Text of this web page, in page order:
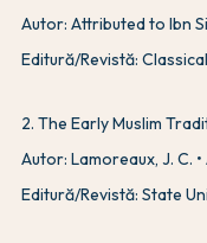
Autor: Attributed to Ibn
Editură/Revistă:
2. The Early Muslim
Autor: Lamoreaux, J. C.
Editură/Revistă: State